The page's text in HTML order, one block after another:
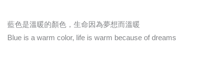
藍色是溫暖的顏色，生命因為夢想而溫暖
Blue is a warm color, life is warm because of dreams